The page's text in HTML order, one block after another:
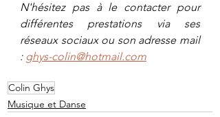
N'hésitez pas à le contacter pour
différentes prestations via ses
réseaux sociaux ou son adresse mail
: ghys-colin@hotmail.com
Colin Ghys
Musique et Danse